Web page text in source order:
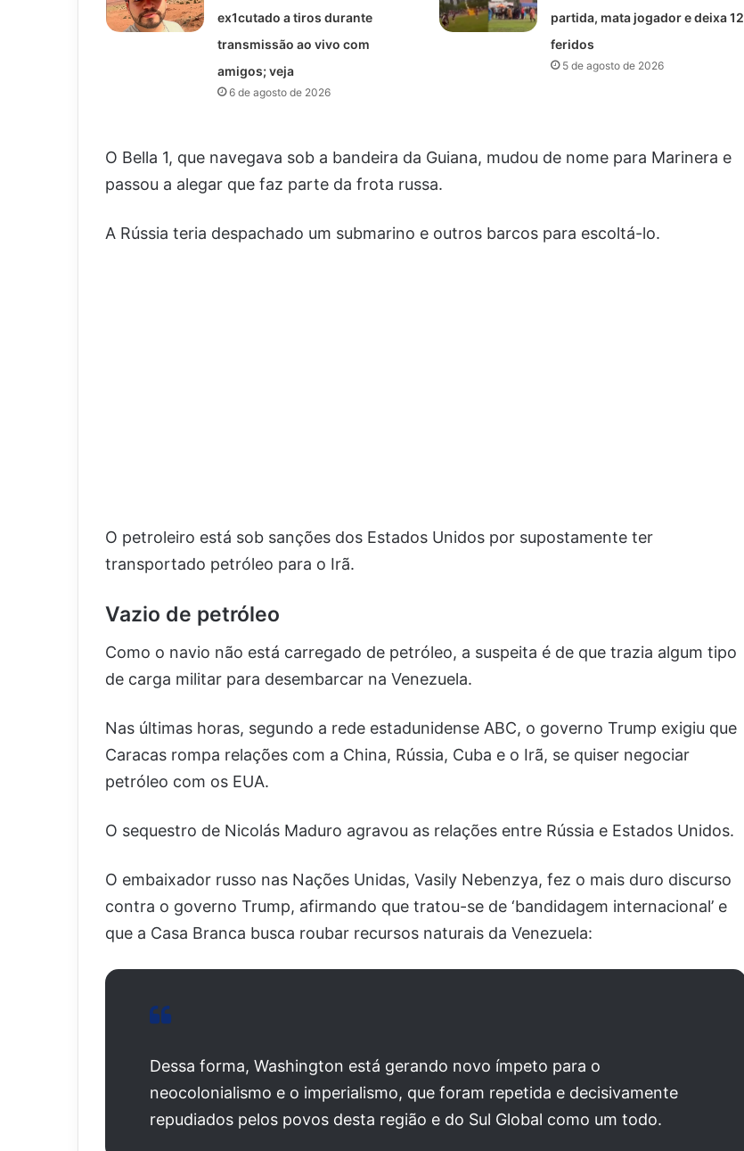
ex1cutado a tiros durante
transmissão ao vivo com
amigos; veja
6 de agosto de 2026
partida, mata jogador e deixa 12
feridos
5 de agosto de 2026
O Bella 1, que navegava sob a bandeira da Guiana, mudou de nome para Marinera e
passou a alegar que faz parte da frota russa.
A Rússia teria despachado um submarino e outros barcos para escoltá-lo.
O petroleiro está sob sanções dos Estados Unidos por supostamente ter
transportado petróleo para o Irã.
Vazio de petróleo
Como o navio não está carregado de petróleo, a suspeita é de que trazia algum tipo
de carga militar para desembarcar na Venezuela.
Nas últimas horas, segundo a rede estadunidense ABC, o governo Trump exigiu que
Caracas rompa relações com a China, Rússia, Cuba e o Irã, se quiser negociar
petróleo com os EUA.
O sequestro de Nicolás Maduro agravou as relações entre Rússia e Estados Unidos.
O embaixador russo nas Nações Unidas, Vasily Nebenzya, fez o mais duro discurso
contra o governo Trump, afirmando que tratou-se de ‘bandidagem internacional’ e
que a Casa Branca busca roubar recursos naturais da Venezuela:
Dessa forma, Washington está gerando novo ímpeto para o
neocolonialismo e o imperialismo, que foram repetida e decisivamente
repudiados pelos povos desta região e do Sul Global como um todo.